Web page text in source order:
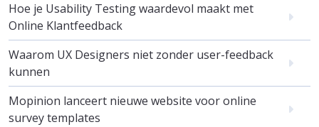
Hoe je Usability Testing waardevol maakt met
Online Klantfeedback
Waarom UX Designers niet zonder user-feedback
kunnen
Mopinion lanceert nieuwe website voor online
survey templates